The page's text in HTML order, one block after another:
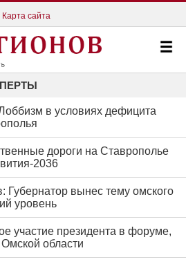
Карта сайта
в условиях дефицита
дороги на Ставрополье
2036
Губернатор вынес тему омского
уровень
участие президента в форуме,
области